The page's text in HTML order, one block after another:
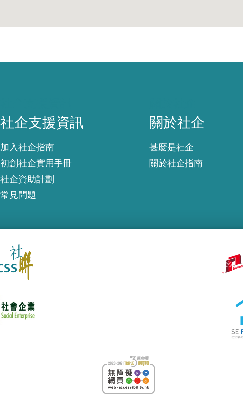
社企支援資訊
加入社企指南
初創社企實用手冊
社企資助計劃
常見問題
關於社企
甚麼是社企
關於社企指南